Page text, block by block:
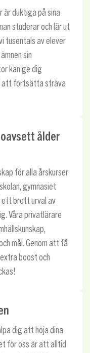
är duktiga på sina
studerar och lär ut
tusentals av elever
sin
kan ge dig
att fortsätta sträva
ålder
för alla årskurser
gymnasiet
ett brett urval av
Våra privatlärare
mål. Genom att få
boost och
dig att höja dina
för oss är att alltid